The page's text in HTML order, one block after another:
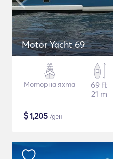
Motor Yacht 69
Моторна яхта
69 ft
21 m
$1,205 /ден